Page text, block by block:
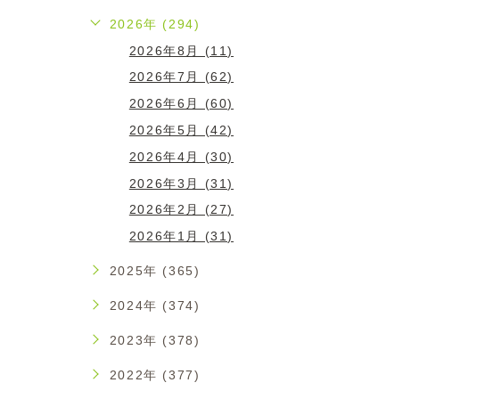
2026年 (294)
2026年8月 (11)
2026年7月 (62)
2026年6月 (60)
2026年5月 (42)
2026年4月 (30)
2026年3月 (31)
2026年2月 (27)
2026年1月 (31)
2025年 (365)
2024年 (374)
2023年 (378)
2022年 (377)